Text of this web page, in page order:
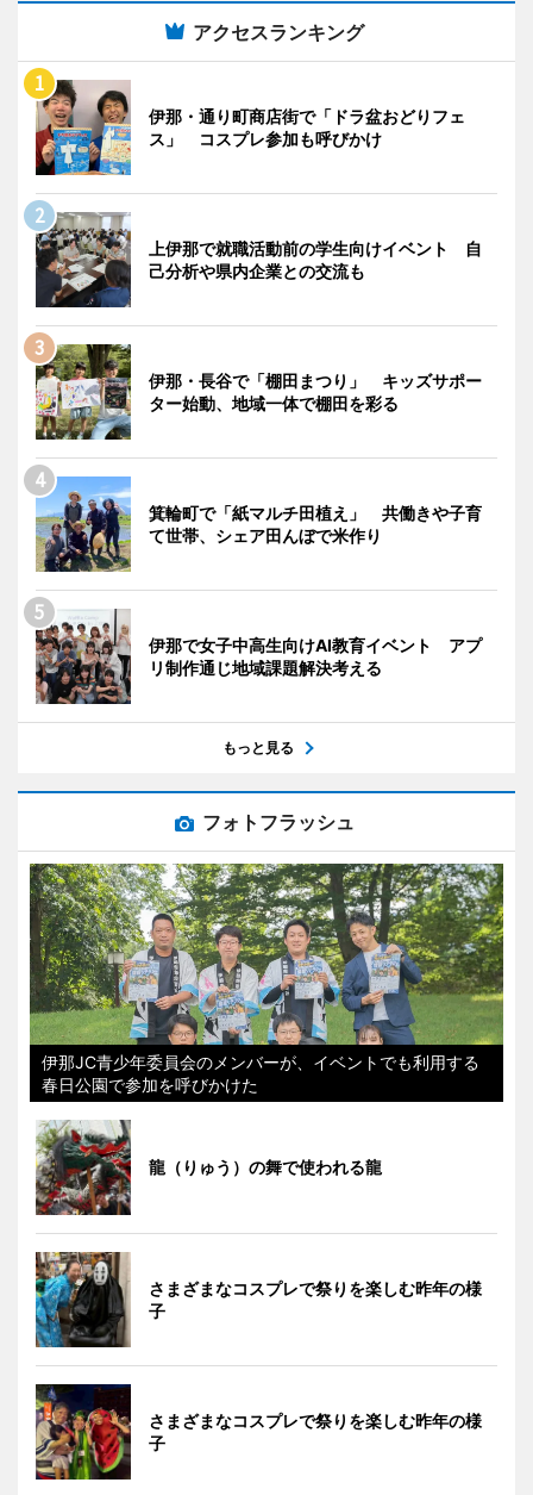
アクセスランキング
伊那・通り町商店街で「ドラ盆おどりフェ
ス」 コスプレ参加も呼びかけ
上伊那で就職活動前の学生向けイベント 自
己分析や県内企業との交流も
伊那・長谷で「棚田まつり」 キッズサポー
ター始動、地域一体で棚田を彩る
箕輪町で「紙マルチ田植え」 共働きや子育
て世帯、シェア田んぼで米作り
伊那で女子中高生向けAI教育イベント アプ
リ制作通じ地域課題解決考える
もっと見る
フォトフラッシュ
伊那JC青少年委員会のメンバーが、イベントでも利用する
春日公園で参加を呼びかけた
龍（りゅう）の舞で使われる龍
さまざまなコスプレで祭りを楽しむ昨年の様
子
さまざまなコスプレで祭りを楽しむ昨年の様
子